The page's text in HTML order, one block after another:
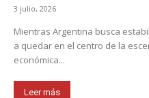
3 julio, 2026
Mientras Argentina busca
a quedar en el centro de la
económica...
Leer más